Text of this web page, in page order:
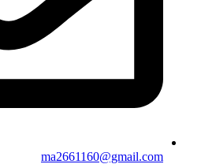
ma2661160@gmail.com